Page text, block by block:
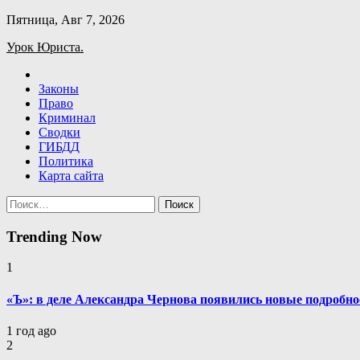
Skip
content
Пятница, Авг 7, 2026
Урок Юриста.
Законы
Право
Криминал
Сводки
ГИБДД
Политика
Карта сайта
Найти:
Trending Now
1
«Ъ»: в деле Александра Чернова появились новые
1 год ago
2